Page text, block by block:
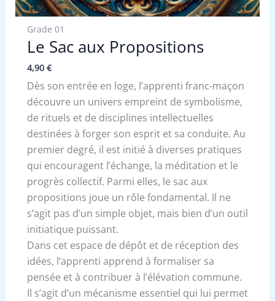
Grade 01
Le Sac aux Propositions
4,90 €
Dès son entrée en loge, l’apprenti franc-maçon
découvre un univers empreint de symbolisme,
de rituels et de disciplines intellectuelles
destinées à forger son esprit et sa conduite. Au
premier degré, il est initié à diverses pratiques
qui encouragent l’échange, la méditation et le
progrès collectif. Parmi elles, le sac aux
propositions joue un rôle fondamental. Il ne
s’agit pas d’un simple objet, mais bien d’un outil
initiatique puissant.
Dans cet espace de dépôt et de réception des
idées, l’apprenti apprend à formaliser sa
pensée et à contribuer à l’élévation commune.
Il s’agit d’un mécanisme essentiel qui lui permet